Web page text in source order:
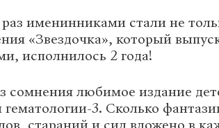
именинниками стали не
«Звездочка», который
исполнилось 2 года!
сомнения любимое издание
гематологии-3. Сколько